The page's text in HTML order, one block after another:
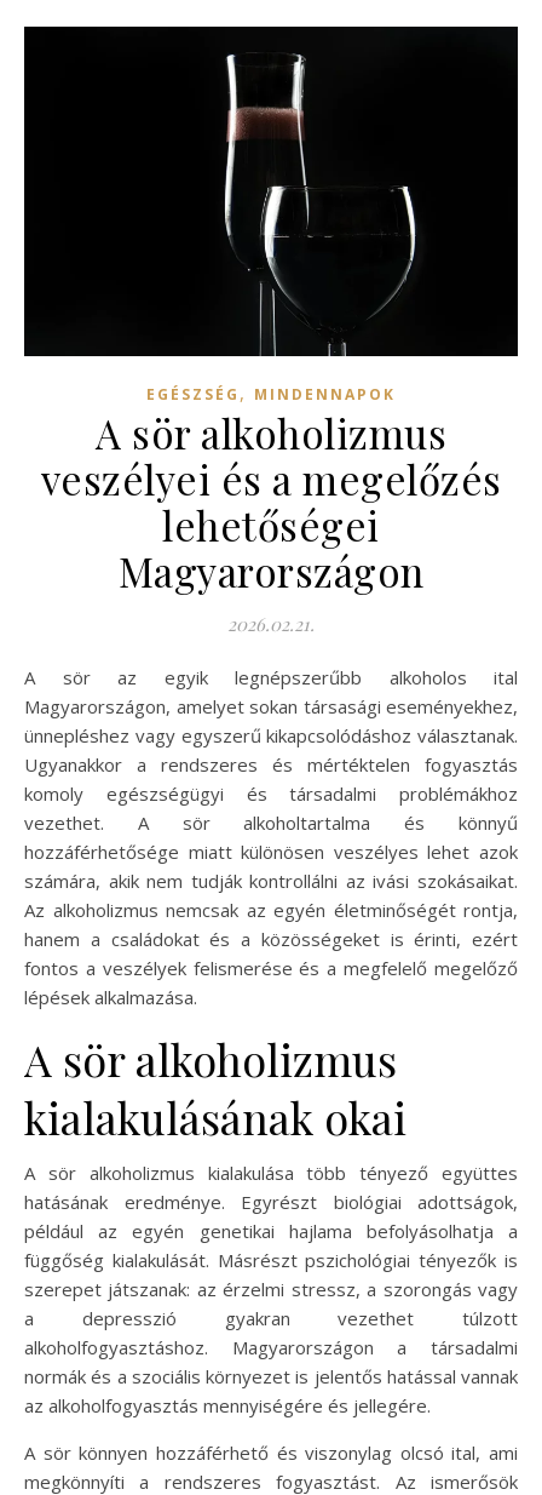
EGÉSZSÉG , MINDENNAPOK
A sör alkoholizmus
veszélyei és a megelőzés
lehetőségei
Magyarországon
2026.02.21.
A sör az egyik legnépszerűbb alkoholos ital
Magyarországon, amelyet sokan társasági eseményekhez,
ünnepléshez vagy egyszerű kikapcsolódáshoz választanak.
Ugyanakkor a rendszeres és mértéktelen fogyasztás
komoly egészségügyi és társadalmi problémákhoz
vezethet. A sör alkoholtartalma és könnyű
hozzáférhetősége miatt különösen veszélyes lehet azok
számára, akik nem tudják kontrollálni az ivási szokásaikat.
Az alkoholizmus nemcsak az egyén életminőségét rontja,
hanem a családokat és a közösségeket is érinti, ezért
fontos a veszélyek felismerése és a megfelelő megelőző
lépések alkalmazása.
A sör alkoholizmus
kialakulásának okai
A sör alkoholizmus kialakulása több tényező együttes
hatásának eredménye. Egyrészt biológiai adottságok,
például az egyén genetikai hajlama befolyásolhatja a
függőség kialakulását. Másrészt pszichológiai tényezők is
szerepet játszanak: az érzelmi stressz, a szorongás vagy
a depresszió gyakran vezethet túlzott
alkoholfogyasztáshoz. Magyarországon a társadalmi
normák és a szociális környezet is jelentős hatással vannak
az alkoholfogyasztás mennyiségére és jellegére.
A sör könnyen hozzáférhető és viszonylag olcsó ital, ami
megkönnyíti a rendszeres fogyasztást. Az ismerősök